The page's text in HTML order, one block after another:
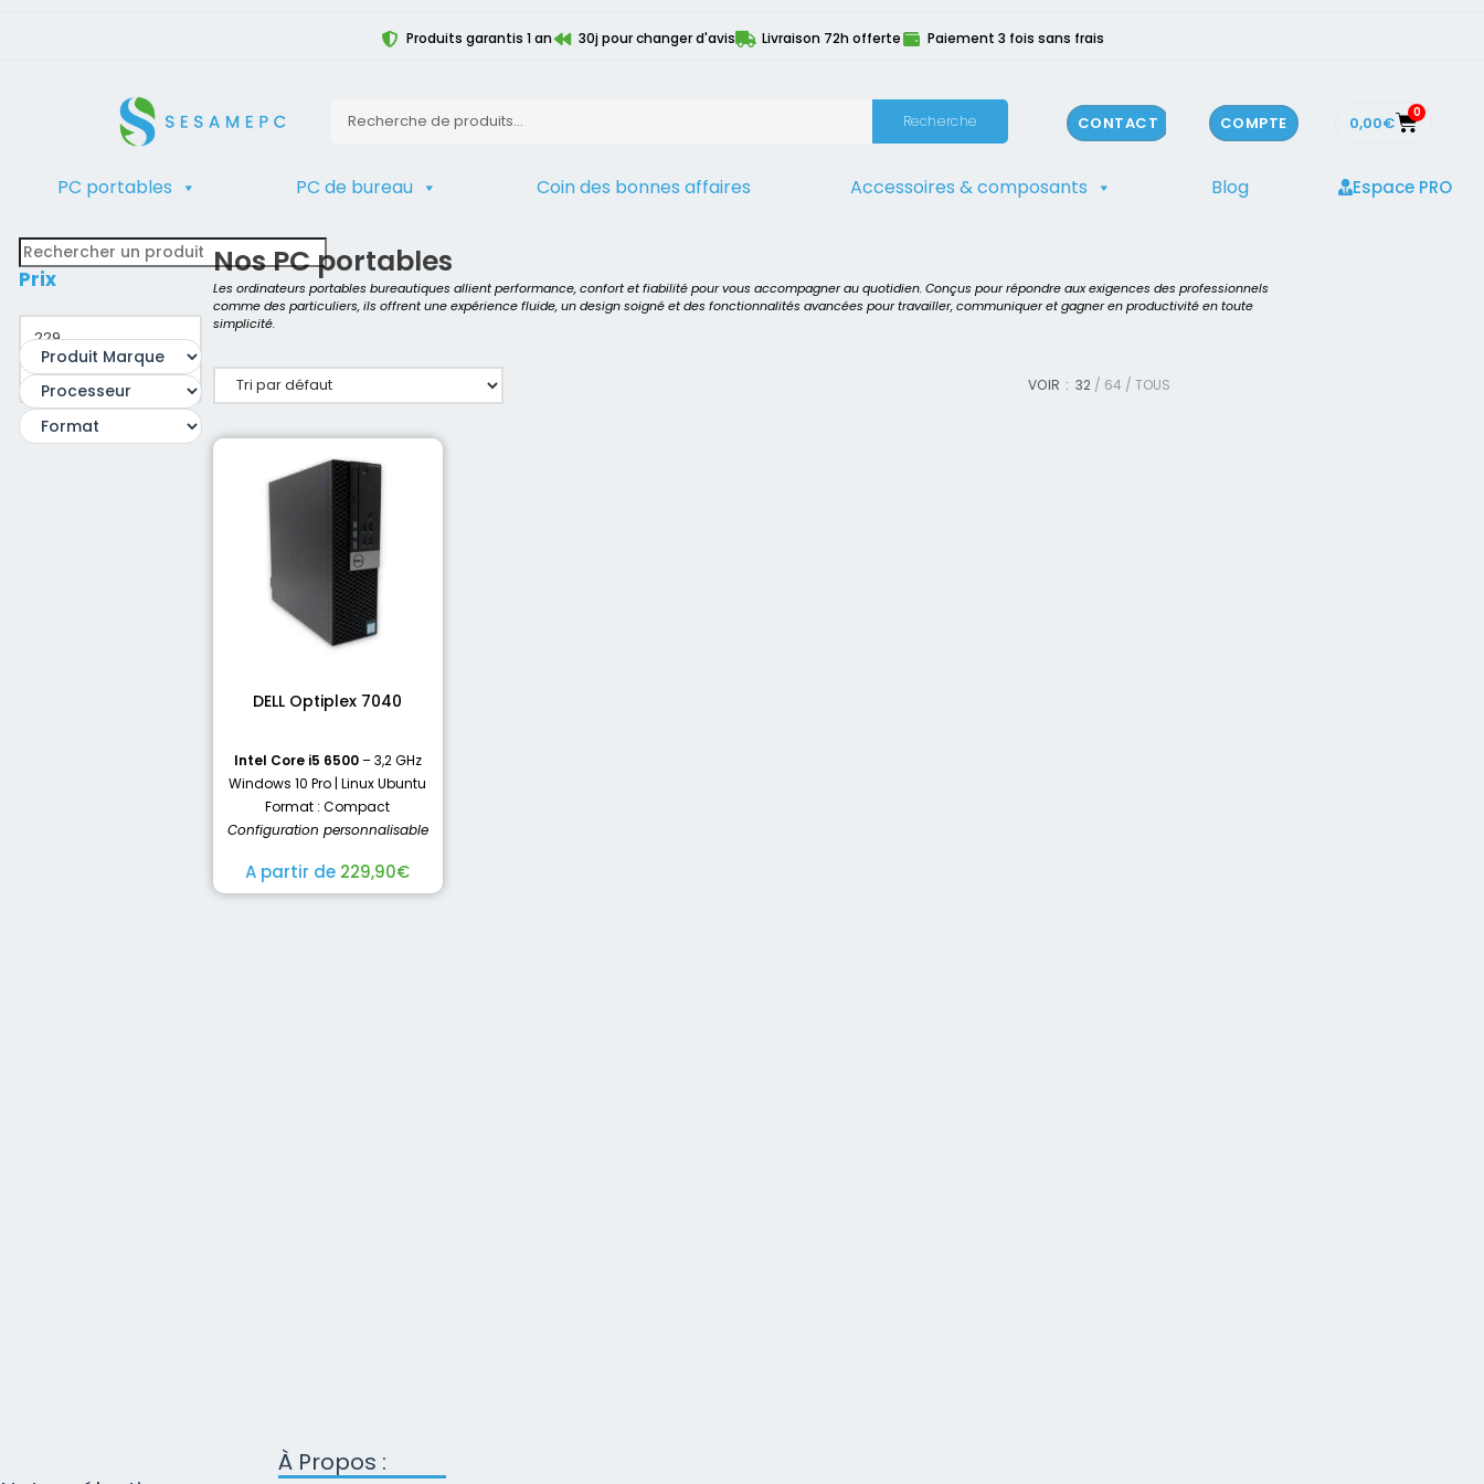
Produits garantis 1 an 30j pour changer d'avis Livraison 72h offerte Paiement 3 fois sans frais
Recherche CONTACT COMPTE 0,00€ 0
PC portables PC de bureau Coin des bonnes affaires Accessoires & composants Blog
Espace PRO
Prix Nos PC portables
Les ordinateurs portables bureautiques allient performance, confort et fiabilité pour vous accompagner au quotidien. Conçus pour répondre aux exigences des professionnels
comme des particuliers, ils offrent une expérience fluide, un design soigné et des fonctionnalités avancées pour travailler, communiquer et gagner en productivité en toute
simplicité.
VOIR : 32 64 TOUS
DELL Optiplex 7040
Intel Core i5 6500– 3,2 GHz
Windows 10 Pro | Linux Ubuntu
Format : Compact
Configuration personnalisable
A partir de 229,90€
À Propos :